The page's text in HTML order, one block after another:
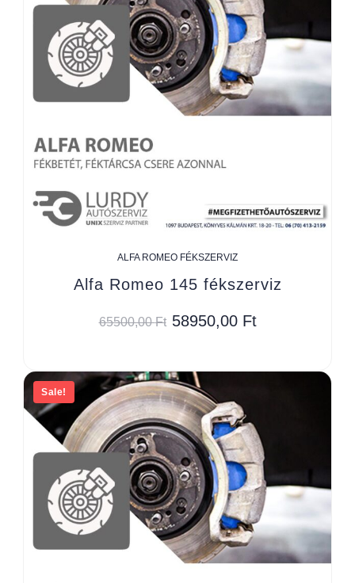
ALFA ROMEO FÉKSZERVIZ
Alfa Romeo 145 fékszerviz
65500,00Ft 58950,00 Ft
Sale!